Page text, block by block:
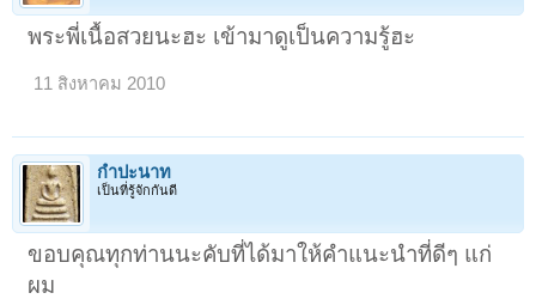
พระพี่เนื้อสวยนะฮะ เข้ามาดูเป็นความรู้ฮะ
11 สิงหาคม 2010
กำปะนาท
เป็นที่รู้จักกันดี
ขอบคุณทุกท่านนะคับที่ได้มาให้คำแนะนำที่ดีๆ แก่
ผม